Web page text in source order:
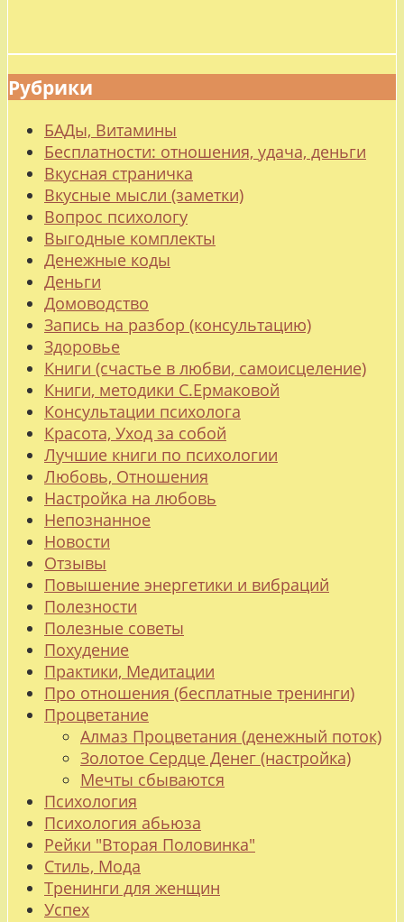
Рубрики
БАДы, Витамины
Бесплатности: отношения, удача, деньги
Вкусная страничка
Вкусные мысли (заметки)
Вопрос психологу
Выгодные комплекты
Денежные коды
Деньги
Домоводство
Запись на разбор (консультацию)
Здоровье
Книги (счастье в любви, самоисцеление)
Книги, методики С.Ермаковой
Консультации психолога
Красота, Уход за собой
Лучшие книги по психологии
Любовь, Отношения
Настройка на любовь
Непознанное
Новости
Отзывы
Повышение энергетики и вибраций
Полезности
Полезные советы
Похудение
Практики, Медитации
Про отношения (бесплатные тренинги)
Процветание
Алмаз Процветания (денежный поток)
Золотое Сердце Денег (настройка)
Мечты сбываются
Психология
Психология абьюза
Рейки "Вторая Половинка"
Стиль, Мода
Тренинги для женщин
Успех